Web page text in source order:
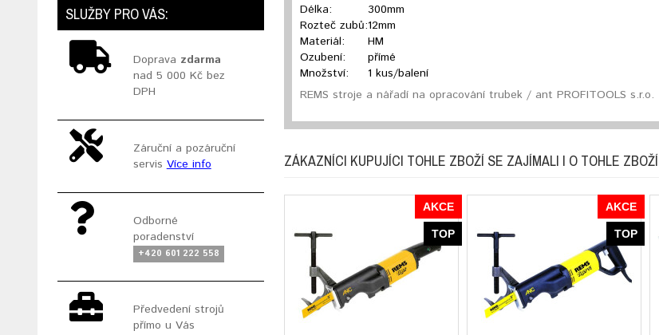
SLUŽBY PRO VÁS:
Doprava zdarma
nad 5 000 Kč bez
DPH
Záruční a pozáruční
servisVíce info
Odborné
poradenství
+420 601 222 558
Předvedení strojů
přímo u Vás
Délka:
300mm
Rozteč zubů:12mm
Materiál:
HM
Ozubení:
přímé
Množství:
1 kus/balení
REMS stroje a nářadí na opracování trubek / ant PROFITOOLS s.r.o.
ZÁKAZNÍCI KUPUJÍCI TOHLE ZBOŽÍ SE ZAJÍMALI I O TOHLE ZBOŽÍ
AKCE
TOP
AKCE
TOP